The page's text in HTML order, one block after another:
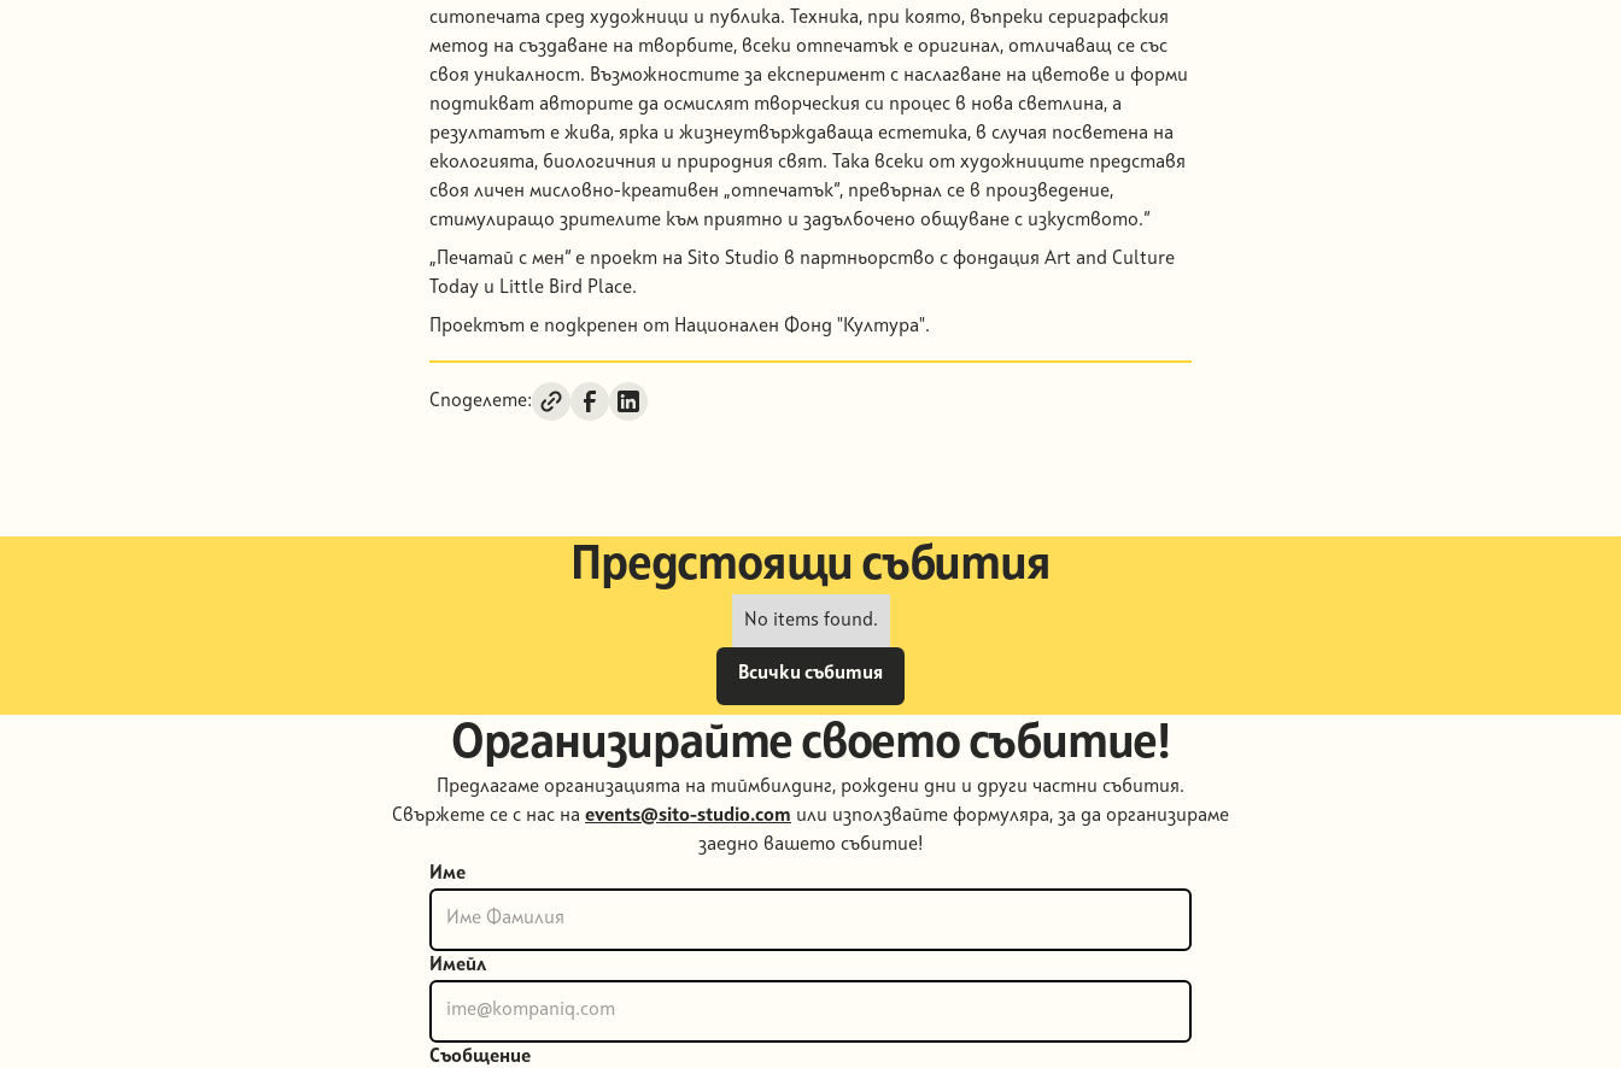
ситопечата сред художници и публика. Техника, при която, въпреки сериграфския
метод на създаване на творбите, всеки отпечатък е оригинал, отличаващ се със
своя уникалност. Възможностите за експеримент с наслагване на цветове и форми
подтикват авторите да осмислят творческия си процес в нова светлина, а
резултатът е жива, ярка и жизнеутвърждаваща естетика, в случая посветена на
екологията, биологичния и природния свят. Така всеки от художниците представя
своя личен мисловно-креативен „отпечатък“, превърнал се в произведение,
стимулиращо зрителите към приятно и задълбочено общуване с изкуството.“
„Печатай с мен“ е проект на Sito Studio в партньорство с фондация Art and Culture
Today и Little Bird Place.
Проектът е подкрепен от Национален Фонд "Култура".
Споделете:
Предстоящи събития
No items found.
Всички събития
Всички събития
Организирайте своето събитие!
Предлагаме организацията на тиймбилдинг, рождени дни и други частни събития.
Свържете се с нас на events@sito-studio.com или използвайте формуляра, за да организираме
заедно вашето събитие!
Име
Имейл
Съобщение